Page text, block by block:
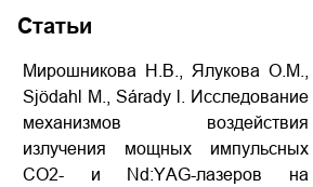
Статьи
Мирошникова Н.В., Ялукова O.M.,
Sjödahl M., Sárady l. Исследование
механизмов воздействия
излучения мощных импульсных
СO2- и Nd:YАG-лазеров на